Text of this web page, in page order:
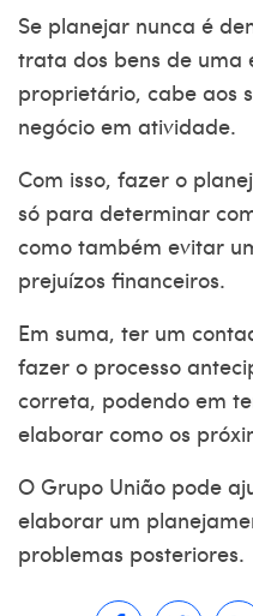
Se planejar nunca é
trata dos bens de uma
proprietário, cabe aos
negócio em atividade.
Com isso, fazer o
só para determinar
como também evitar
prejuízos financeiros.
Em suma, ter um
fazer o processo
correta, podendo em
elaborar como os
O Grupo União pode
elaborar um
problemas posteriores.